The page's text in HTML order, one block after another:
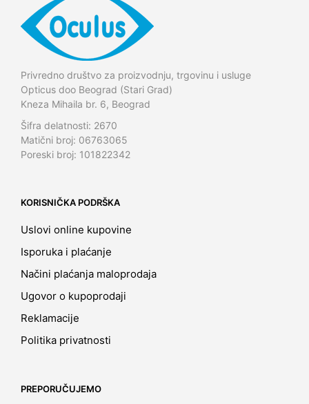
Privredno društvo za proizvodnju, trgovinu i usluge
Opticus doo Beograd (Stari Grad)
Kneza Mihaila br. 6, Beograd
Šifra delatnosti: 2670
Matični broj: 06763065
Poreski broj: 101822342
KORISNIČKA PODRŠKA
Uslovi online kupovine
Isporuka i plaćanje
Načini plaćanja maloprodaja
Ugovor o kupoprodaji
Reklamacije
Politika privatnosti
PREPORUČUJEMO